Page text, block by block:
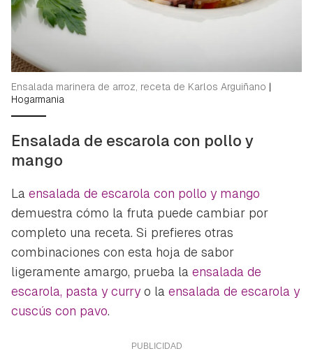
Ensalada marinera de arroz, receta de Karlos Arguiñano |
Hogarmania
Ensalada de escarola con pollo y
mango
La ensalada de escarola con pollo y mango
demuestra cómo la fruta puede cambiar por
completo una receta. Si prefieres otras
combinaciones con esta hoja de sabor
ligeramente amargo, prueba la ensalada de
escarola, pasta y curry o la ensalada de escarola y
cuscús con pavo.